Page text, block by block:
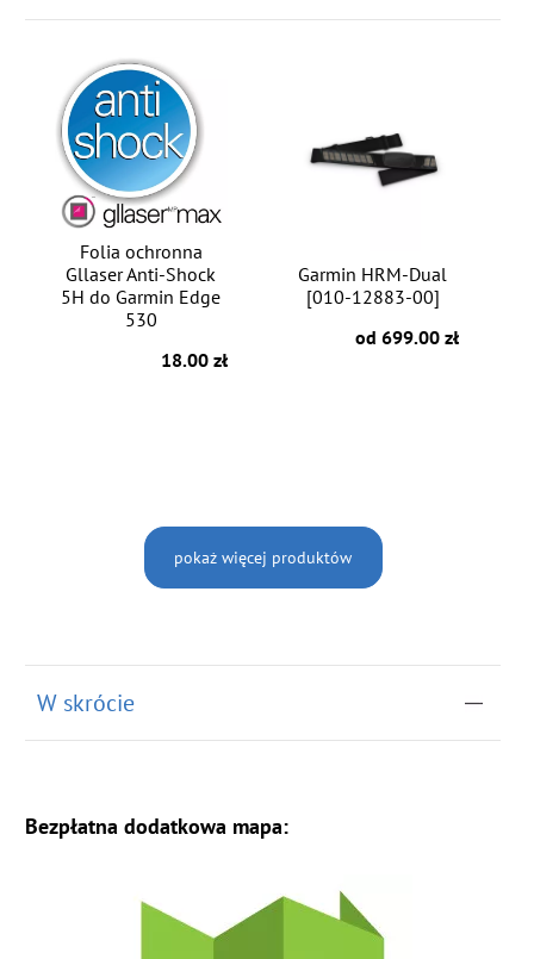
Folia ochronna
Gllaser Anti-Shock
5H do Garmin Edge
530
18.00 zł
Garmin HRM-Dual
[010-12883-00]
od 699.00 zł
pokaż więcej produktów
W skrócie
Bezpłatna dodatkowa mapa: